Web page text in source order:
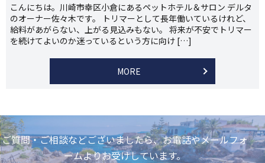
こんにちは。川崎市幸区小倉にあるペットホテル＆サロン デルタ
のオーナー佐々木です。 トリマーとして長年働いているけれど、
給料があがらない、上がる見込みもない。 将来が不安でトリマー
を続けてよいのか迷っているという方に向け […]
MORE
ご質問・ご相談などございましたら、お電話やメールフォ
ームよりお受けしています。